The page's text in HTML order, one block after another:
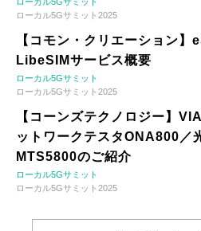
ローカル5Gサミット2025
【コモン・クリエーション
LibeSIMサービス概要
ローカル5Gサミット
ローカル5Gサミット2025
【コーンズテクノロジー】
ットワークテスタONA800／
MTS5800のご紹介
ローカル5Gサミット
ローカル5Gサミット2025